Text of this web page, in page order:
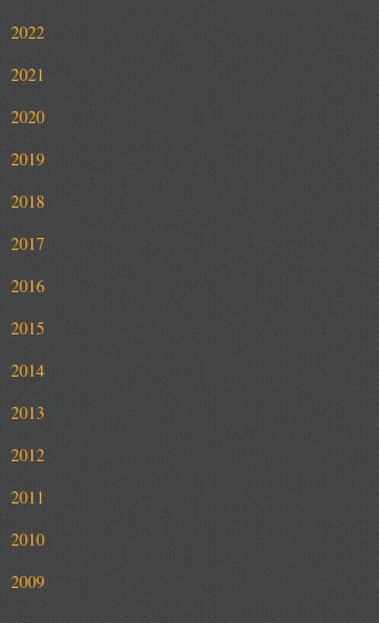
2022
2021
2020
2019
2018
2017
2016
2015
2014
2013
2012
2011
2010
2009